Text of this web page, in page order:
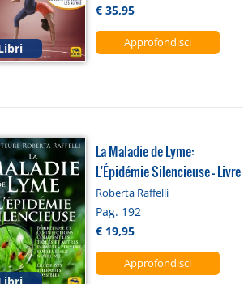
€ 35,95
Approfondisci
La Maladie de Lyme:
L'Épidémie Silencieuse - Livre
Roberta Raffelli
Pag. 192
€ 19,95
Approfondisci